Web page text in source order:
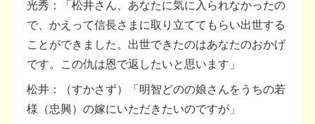
光秀：「松井さん、あなたに気に入られなかったの
で、かえって信長さまに取り立ててもらい出世する
ことができました。出世できたのはあなたのおかげ
です。この仇は恩で返したいと思います」
松井：（すかさず）「明智どのの娘さんをうちの若
様（忠興）の嫁にいただきたいのですが」